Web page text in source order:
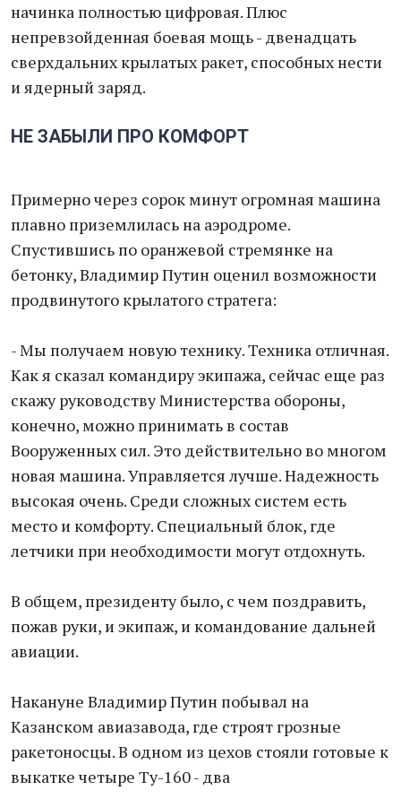
начинка полностью цифровая. Плюс
непревзойденная боевая мощь - двенадцать
сверхдальних крылатых ракет, способных нести
и ядерный заряд.
НЕ ЗАБЫЛИ ПРО КОМФОРТ
Примерно через сорок минут огромная машина
плавно приземлилась на аэродроме.
Спустившись по оранжевой стремянке на
бетонку, Владимир Путин оценил возможности
продвинутого крылатого стратега:
- Мы получаем новую технику. Техника отличная.
Как я сказал командиру экипажа, сейчас еще раз
скажу руководству Министерства обороны,
конечно, можно принимать в состав
Вооруженных сил. Это действительно во многом
новая машина. Управляется лучше. Надежность
высокая очень. Среди сложных систем есть
место и комфорту. Специальный блок, где
летчики при необходимости могут отдохнуть.
В общем, президенту было, с чем поздравить,
пожав руки, и экипаж, и командование дальней
авиации.
Накануне Владимир Путин побывал на
Казанском авиазавода, где строят грозные
ракетоносцы. В одном из цехов стояли готовые к
выкатке четыре Ту-160 - два